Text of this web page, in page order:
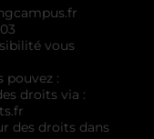
vous
pouvez :
droits via :
des droits dans